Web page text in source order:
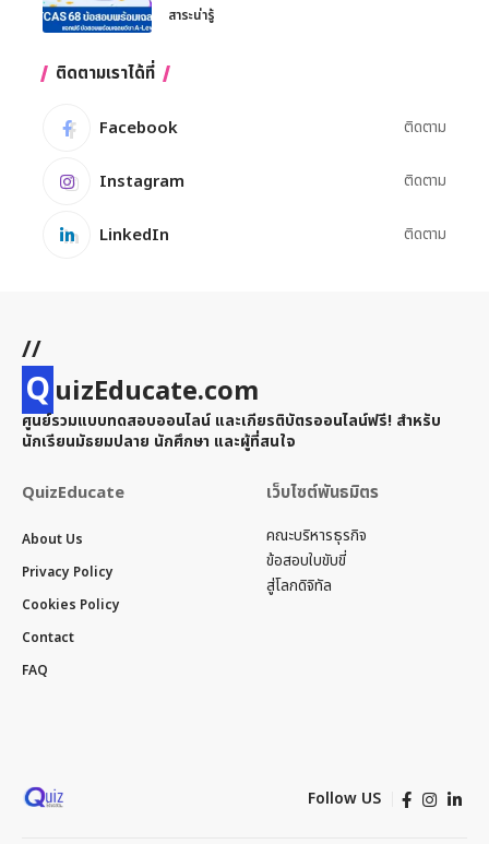
สาระน่ารู้
ติดตามเราได้ที่
Facebook ติดตาม
Instagram ติดตาม
LinkedIn ติดตาม
//
QuizEducate.com
ศูนย์รวมแบบทดสอบออนไลน์ และเกียรติบัตรออนไลน์ฟรี! สำหรับ
นักเรียนมัธยมปลาย นักศึกษา และผู้ที่สนใจ
QuizEducate
About Us
Privacy Policy
Cookies Policy
Contact
FAQ
เว็บไซต์พันธมิตร
คณะบริหารธุรกิจ
ข้อสอบใบขับขี่
สู่โลกดิจิทัล
Follow US